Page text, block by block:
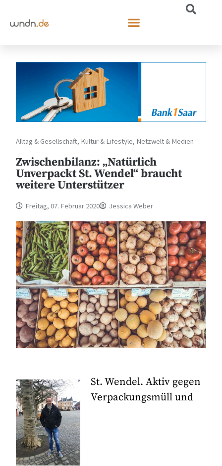
Alltag & Gesellschaft, Kultur & Lifestyle, Netzwelt & Medien
Zwischenbilanz: „Natürlich
Unverpackt St. Wendel“ braucht
weitere Unterstützer
Freitag, 07. Februar 2020 Jessica Weber
St. Wendel. Aktiv gegen
Verpackungsmüll und